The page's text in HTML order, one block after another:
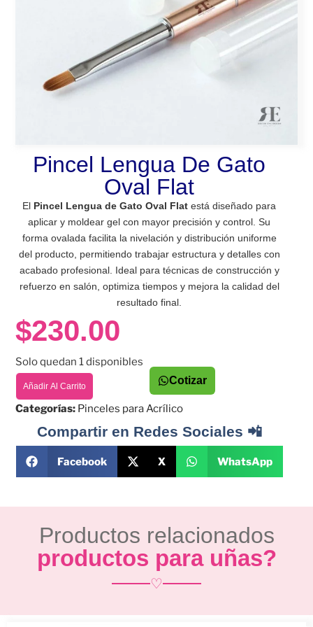
Pincel Lengua De Gato
Oval Flat
El Pincel Lengua de Gato Oval Flat está diseñado para
aplicar y moldear gel con mayor precisión y control. Su
forma ovalada facilita la nivelación y distribución uniforme
del producto, permitiendo trabajar estructura y detalles con
acabado profesional. Ideal para técnicas de construcción y
refuerzo en salón, optimiza tiempos y mejora la calidad del
resultado final.
$230.00
Solo quedan 1 disponibles
Añadir Al Carrito Cotizar
Categorías: Pinceles para Acrílico
Compartir en Redes Sociales 📲
Facebook X WhatsApp
Productos relacionados
productos para uñas?
♡